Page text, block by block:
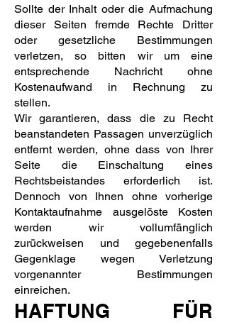
Sollte der Inhalt oder die Aufmachung
dieser Seiten fremde Rechte Dritter
oder gesetzliche Bestimmungen
verletzen, so bitten wir um eine
entsprechende Nachricht ohne
Kostenaufwand in Rechnung zu
stellen.
Wir garantieren, dass die zu Recht
beanstandeten Passagen unverzüglich
entfernt werden, ohne dass von Ihrer
Seite die Einschaltung eines
Rechtsbeistandes erforderlich ist.
Dennoch von Ihnen ohne vorherige
Kontaktaufnahme ausgelöste Kosten
werden wir vollumfänglich
zurückweisen und gegebenenfalls
Gegenklage wegen Verletzung
vorgenannter Bestimmungen
einreichen.
HAFTUNG FÜR